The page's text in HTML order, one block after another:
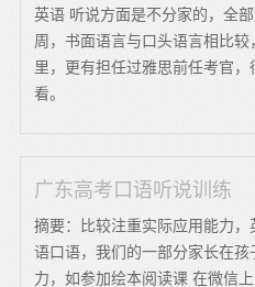
英语 听说方面是不分家的，全
周，书面语言与口头语言相比
里，更有担任过雅思前任考官
看。
广东高考口语听说训练
摘要：比较注重实际应用能力
语口语，我们的一部分家长在
力，如参加绘本阅读课 在微信